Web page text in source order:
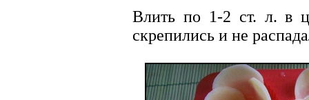
Влить по 1-2 ст. л. в
скрепились и не